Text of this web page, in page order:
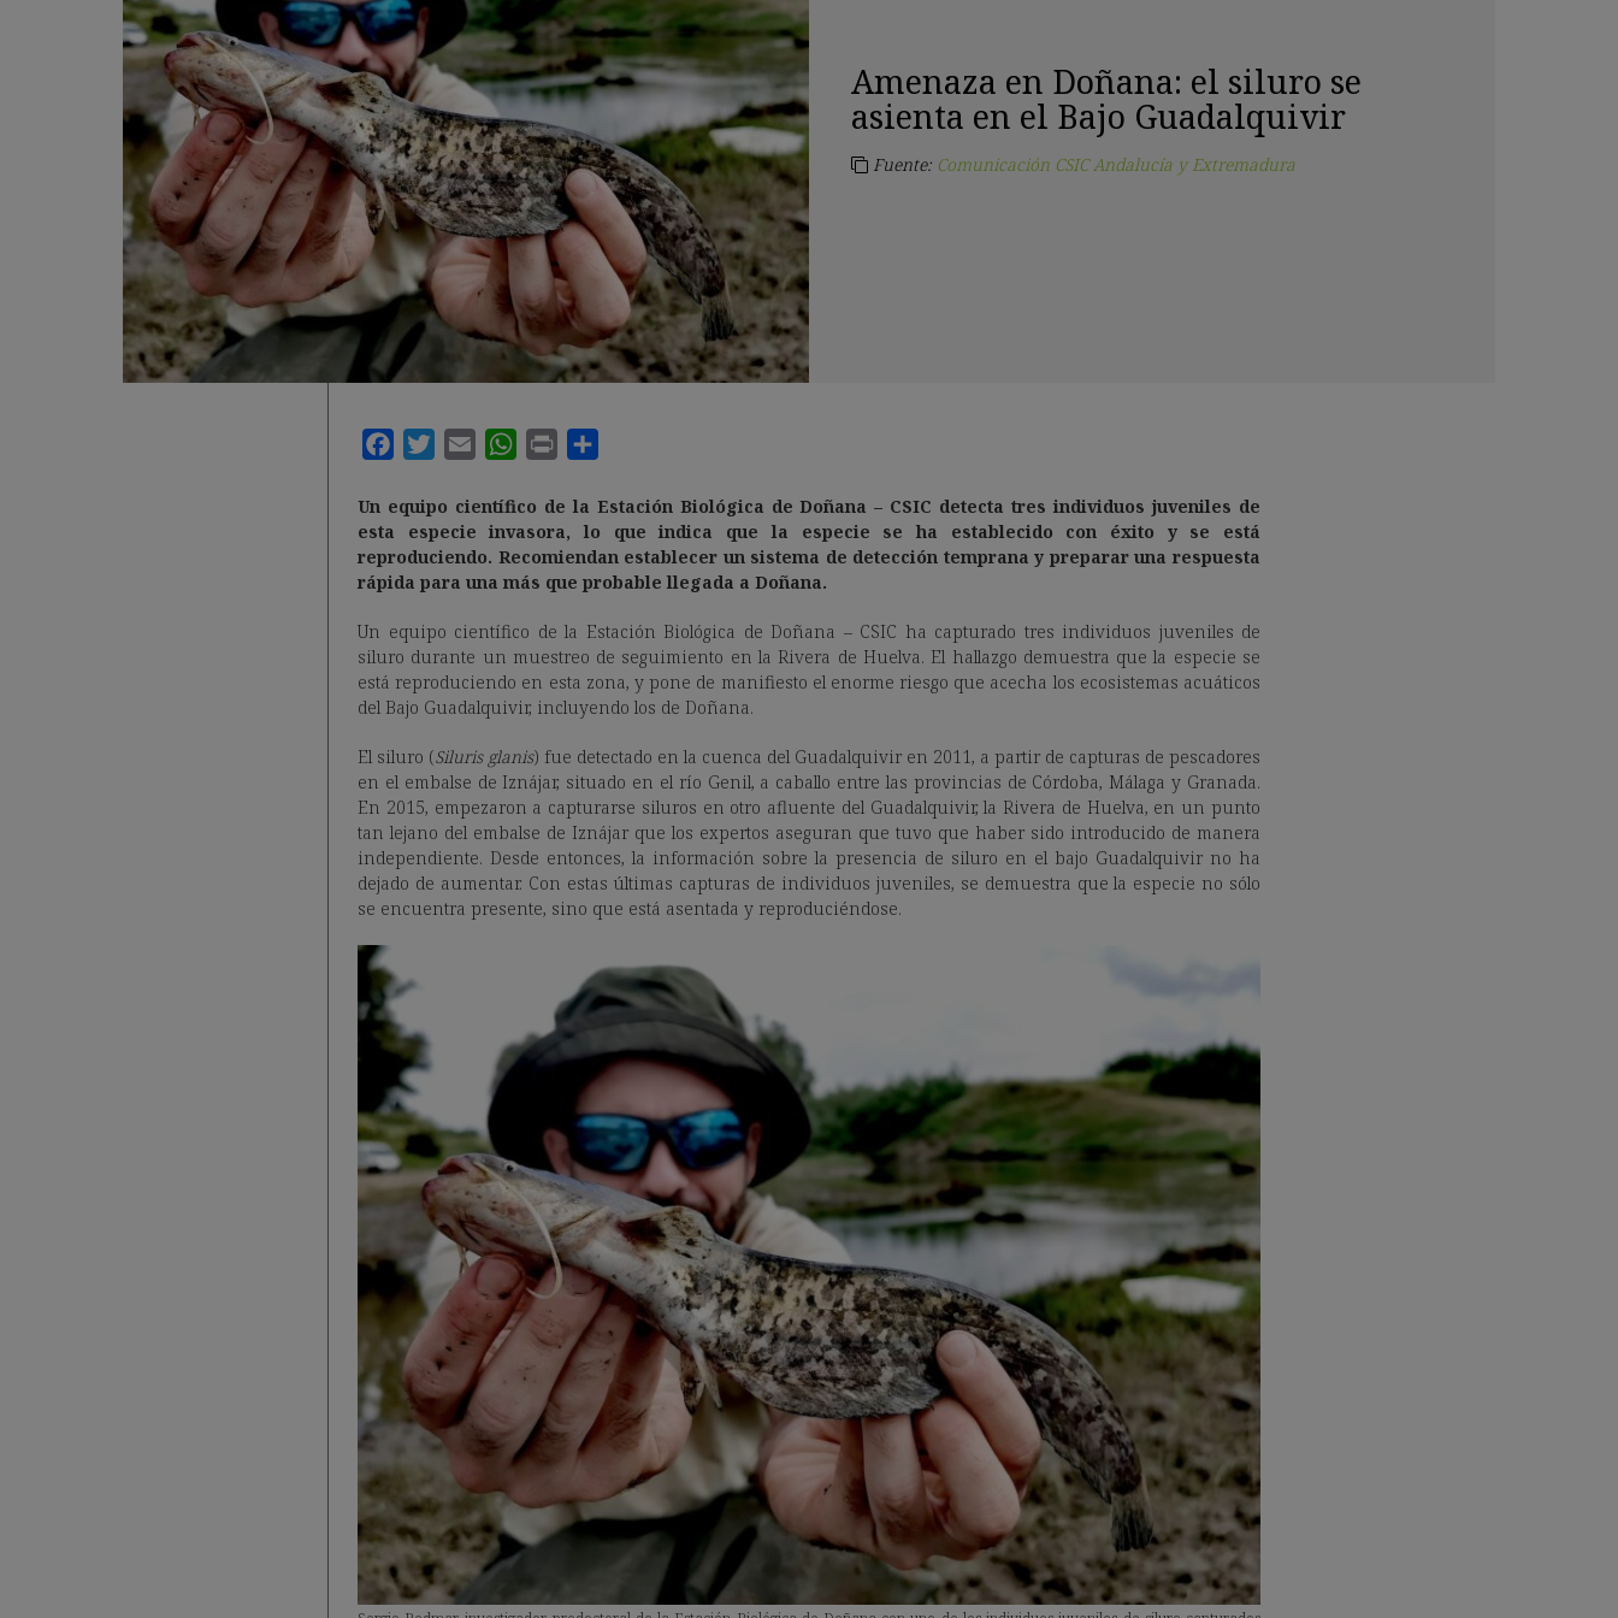
Amenaza en Doñana: el siluro se
asienta en el Bajo Guadalquivir
Fuente: Comunicación CSIC Andalucía y Extremadura
Un equipo científico de la Estación Biológica de Doñana – CSIC detecta tres individuos juveniles de
esta especie invasora, lo que indica que la especie se ha establecido con éxito y se está
reproduciendo. Recomiendan establecer un sistema de detección temprana y preparar una respuesta
rápida para una más que probable llegada a Doñana.
Un equipo científico de la Estación Biológica de Doñana – CSIC ha capturado tres individuos juveniles de
siluro durante un muestreo de seguimiento en la Rivera de Huelva. El hallazgo demuestra que la especie se
está reproduciendo en esta zona, y pone de manifiesto el enorme riesgo que acecha los ecosistemas acuáticos
del Bajo Guadalquivir, incluyendo los de Doñana.
El siluro (Siluris glanis) fue detectado en la cuenca del Guadalquivir en 2011, a partir de capturas de pescadores
en el embalse de Iznájar, situado en el río Genil, a caballo entre las provincias de Córdoba, Málaga y Granada.
En 2015, empezaron a capturarse siluros en otro afluente del Guadalquivir, la Rivera de Huelva, en un punto
tan lejano del embalse de Iznájar que los expertos aseguran que tuvo que haber sido introducido de manera
independiente. Desde entonces, la información sobre la presencia de siluro en el bajo Guadalquivir no ha
dejado de aumentar. Con estas últimas capturas de individuos juveniles, se demuestra que la especie no sólo
se encuentra presente, sino que está asentada y reproduciéndose.